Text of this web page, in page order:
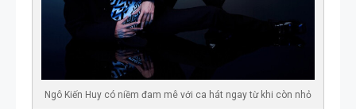
Ngô Kiến Huy có niềm đam mê với ca hát ngay từ khi còn nhỏ